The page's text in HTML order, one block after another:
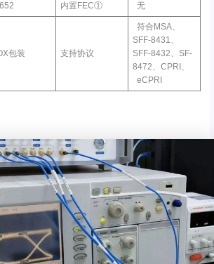
内置FEC① 无
包装 支持协议
符合MSA、
SFF-8431、
SFF-8432、SF-
8472、CPRI、
eCPRI